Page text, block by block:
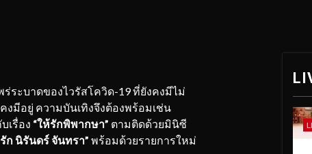
ระบาดของไวรัสโควิด-19 ที่ยังคงมีไม่
มีอยู่ ความบันเทิงจึงต้องพร้อมเช่น
เรื่อง “ให้รักพิพากษา” ตามติดด้วยมินิซี
รัก นิรันดร์ จันทรา” พร้อมด้วยรายการใหม่